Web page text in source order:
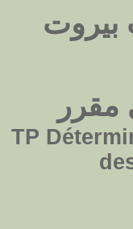
بيروت
TP